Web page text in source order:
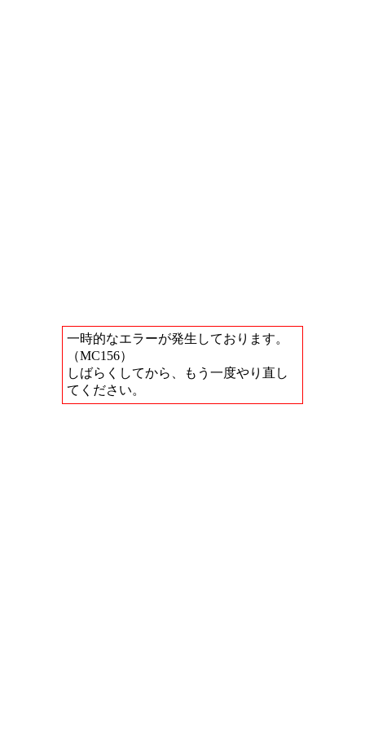
一時的なエラーが発生しております。
（MC156）
しばらくしてから、もう一度やり直し
てください。